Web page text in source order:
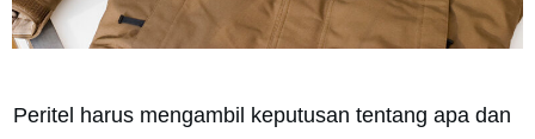
Peritel harus mengambil keputusan tentang apa dan